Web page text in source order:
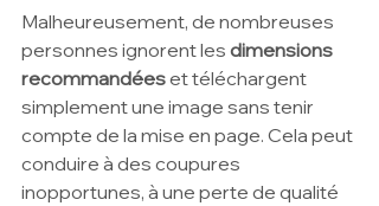
Malheureusement, de nombreuses
personnes ignorent les dimensions
recommandées et téléchargent
simplement une image sans tenir
compte de la mise en page. Cela peut
conduire à des coupures
inopportunes, à une perte de qualité